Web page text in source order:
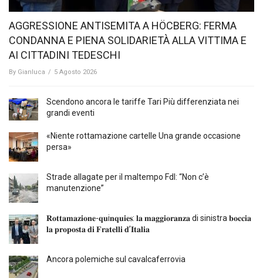
AGGRESSIONE ANTISEMITA A HÖCBERG: FERMA
CONDANNA E PIENA SOLIDARIETÀ ALLA VITTIMA E
AI CITTADINI TEDESCHI
By Gianluca / 5 Agosto 2026
Scendono ancora le tariffe Tari Più differenziata nei
grandi eventi
«Niente rottamazione cartelle Una grande occasione
persa»
Strade allagate per il maltempo FdI: “Non c’è
manutenzione”
𝐑𝐨𝐭𝐭𝐚𝐦𝐚𝐳𝐢𝐨𝐧𝐞-𝐪𝐮i𝐧𝐪𝐮𝐢𝐞𝐬: 𝐥𝐚 𝐦𝐚𝐠𝐠𝐢𝐨𝐫𝐚𝐧𝐳𝐚 di sinistra 𝐛𝐨𝐜𝐜𝐢𝐚
𝐥𝐚 𝐩𝐫𝐨𝐩𝐨𝐬𝐭𝐚 𝐝𝐢 𝐅𝐫𝐚𝐭𝐞𝐥𝐥𝐢 𝐝’𝐈𝐭𝐚𝐥𝐢𝐚
Ancora polemiche sul cavalcaferrovia